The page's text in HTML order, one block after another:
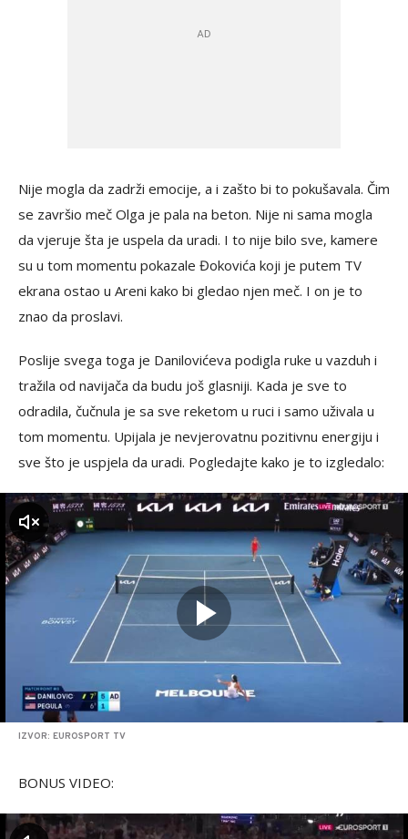
Nije mogla da zadrži emocije, a i zašto bi to pokušavala. Čim
se završio meč Olga je pala na beton. Nije ni sama mogla
da vjeruje šta je uspela da uradi. I to nije bilo sve, kamere
su u tom momentu pokazale Đokovića koji je putem TV
ekrana ostao u Areni kako bi gledao njen meč. I on je to
znao da proslavi.
Poslije svega toga je Danilovićeva podigla ruke u vazduh i
tražila od navijača da budu još glasniji. Kada je sve to
odradila, čučnula je sa sve reketom u ruci i samo uživala u
tom momentu. Upijala je nevjerovatnu pozitivnu energiju i
sve što je uspjela da uradi. Pogledajte kako je to izgledalo:
IZVOR: EUROSPORT TV
BONUS VIDEO: